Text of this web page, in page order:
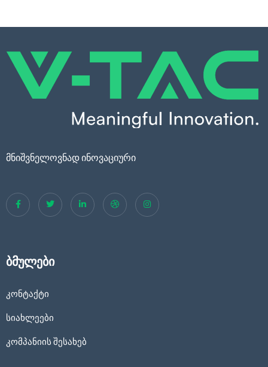
მნიშვნელოვნად ინოვაციური
ბმულები
კონტაქტი
სიახლეები
კომპანიის შესახებ